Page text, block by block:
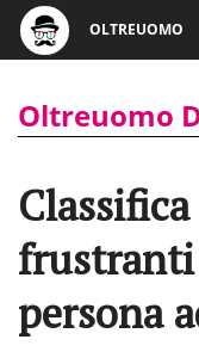
OLTREUOMO
Oltreuomo
persona